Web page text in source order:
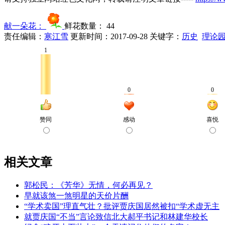
献一朵花： 鲜花数量： 44
责任编辑： 寒江雪 更新时间：2017-09-28 关键字： 历史 理论
相关文章
郭松民：《芳华》无情，何必再见？
早就该煞一煞明星的天价片酬
“学术卖国”理直气壮？批评贾庆国居然被扣“学术虚无主
就贾庆国“不当”言论致信北大郝平书记和林建华校长